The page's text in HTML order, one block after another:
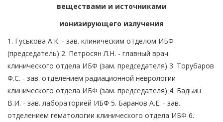
веществами и источниками
ионизирующего излучения
1. Гуськова А.К. - зав. клиническим отделом ИБФ
(председатель) 2. Петросян Л.Н. - главный врач
клинического отдела ИБФ (зам. председателя) 3. Торубаров
Ф.С. - зав. отделением радиационной неврологии
клинического отдела ИБФ (зам. председателя) 4. Бадьин
В.И. - зав. лабораторией ИБФ 5. Баранов А.Е. - зав.
отделением гематологии клинического отдела ИБФ 6.